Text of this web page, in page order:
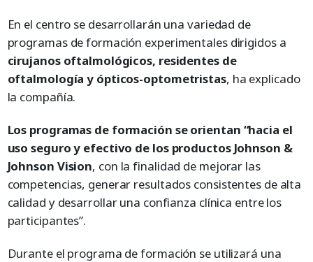
En el centro se desarrollarán una variedad de
programas de formación experimentales dirigidos a
cirujanos oftalmológicos, residentes de
oftalmología y ópticos-optometristas, ha explicado
la compañía.
Los programas de formación se orientan “hacia el
uso seguro y efectivo de los productos Johnson &
Johnson Vision, con la finalidad de mejorar las
competencias, generar resultados consistentes de alta
calidad y desarrollar una confianza clínica entre los
participantes”.
Durante el programa de formación se utilizará una